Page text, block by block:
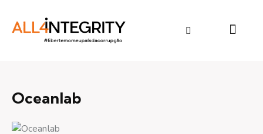
Oceanlab